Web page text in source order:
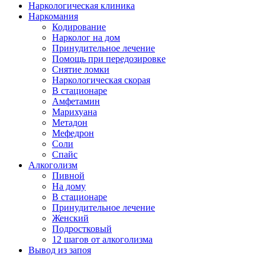
Наркологическая клиника
Наркомания
Кодирование
Нарколог на дом
Принудительное лечение
Помощь при передозировке
Снятие ломки
Наркологическая скорая
В стационаре
Амфетамин
Марихуана
Метадон
Мефедрон
Соли
Спайс
Алкоголизм
Пивной
На дому
В стационаре
Принудительное лечение
Женский
Подростковый
12 шагов от алкоголизма
Вывод из запоя